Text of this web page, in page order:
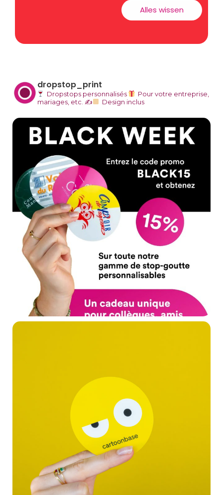
Alles wissen
dropstop_print
Dropstops personnalisés
Pour votre entreprise,
mariages, etc. ✍ Design inclus